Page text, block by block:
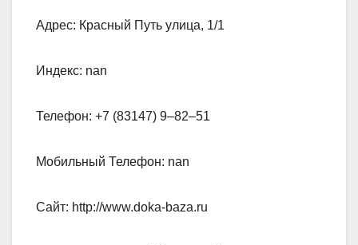
Адрес: Красный Путь улица, 1/1
Индекс: nan
Телефон: +7 (83147) 9‒82‒51
Мобильный Телефон: nan
Сайт: http://www.doka-baza.ru